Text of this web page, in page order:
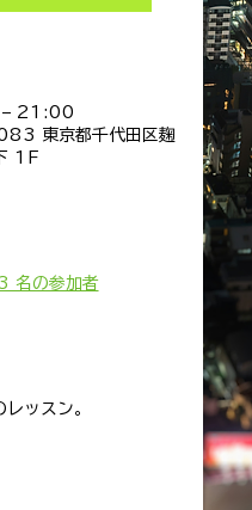
21:00
東京都千代田区麹
1F
名の参加者
ッスン。